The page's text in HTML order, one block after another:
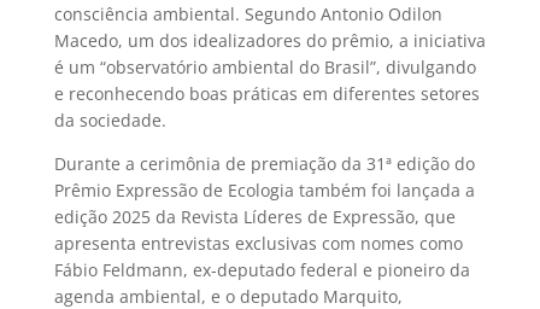
consciência ambiental. Segundo Antonio Odilon
Macedo, um dos idealizadores do prêmio, a iniciativa
é um “observatório ambiental do Brasil”, divulgando
e reconhecendo boas práticas em diferentes setores
da sociedade.
Durante a cerimônia de premiação da 31ª edição do
Prêmio Expressão de Ecologia também foi lançada a
edição 2025 da Revista Líderes de Expressão, que
apresenta entrevistas exclusivas com nomes como
Fábio Feldmann, ex-deputado federal e pioneiro da
agenda ambiental, e o deputado Marquito,